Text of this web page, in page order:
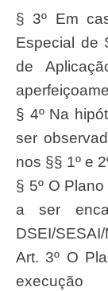
§ 3º Em
Especial de
de
§ 4º Na
ser
nos §§ 1º e
§ 5º O
a ser
DSEI/SESAI/
Art. 3º O